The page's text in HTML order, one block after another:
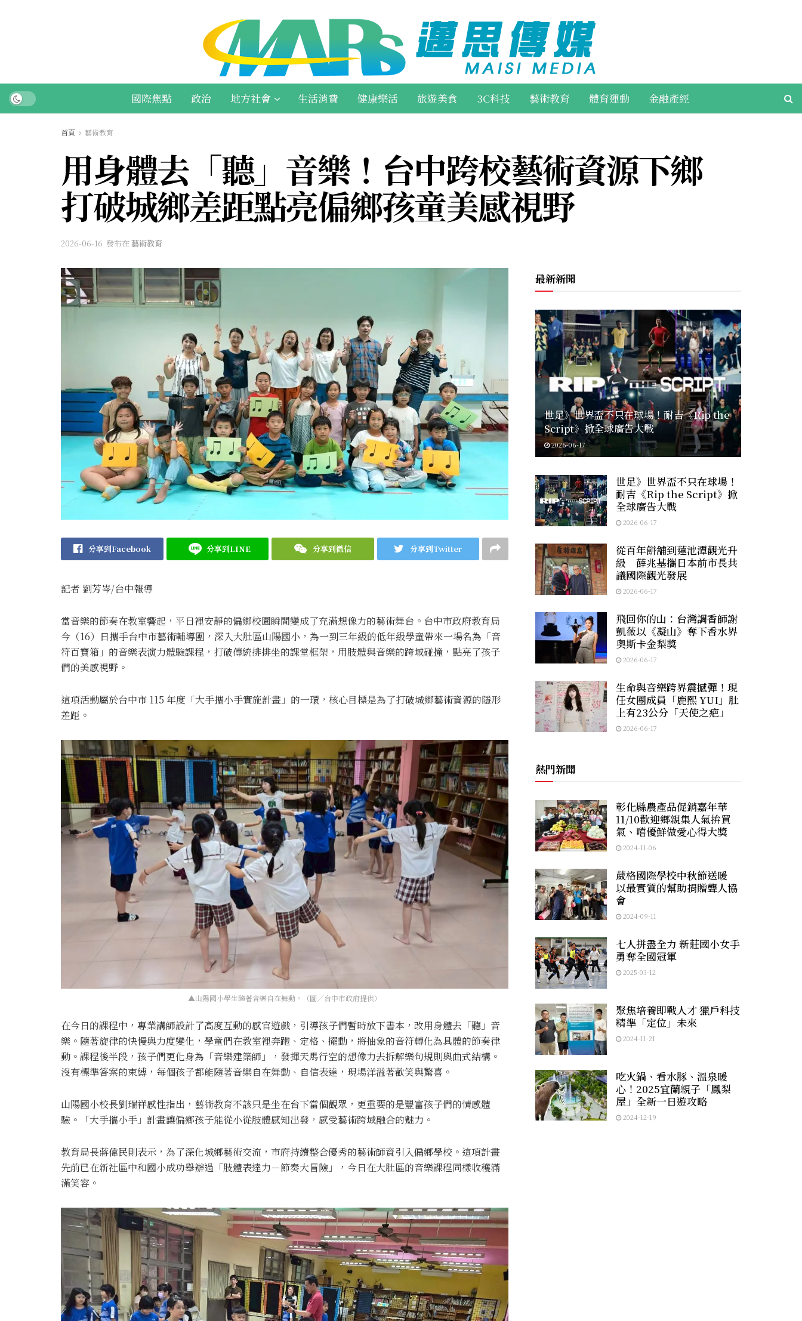
國際焦點 政治 地方社會 生活消費 健康樂活 旅遊美食 3C科技 藝術教育 體育運動 金融產經
首頁 藝術教育
用身體去「聽」音樂！台中跨校藝術資源下鄉
打破城鄉差距點亮偏鄉孩童美感視野
2026-06-16 發布在藝術教育
分享到Facebook 分享到LINE 分享到微信 分享到Twitter
記者 劉芳岑/台中報導
當音樂的節奏在教室響起，平日裡安靜的偏鄉校園瞬間變成了充滿想像力的藝術舞台。台中市政府教育局
今（16）日攜手台中市藝術輔導團，深入大肚區山陽國小，為一到三年級的低年級學童帶來一場名為「音
符百寶箱」的音樂表演力體驗課程，打破傳統排排坐的課堂框架，用肢體與音樂的跨域碰撞，點亮了孩子
們的美感視野。
這項活動屬於台中市 115 年度「大手攜小手實施計畫」的一環，核心目標是為了打破城鄉藝術資源的隱形
差距。
▲山陽國小學生隨著音樂自在舞動。（圖／台中市政府提供）
在今日的課程中，專業講師設計了高度互動的感官遊戲，引導孩子們暫時放下書本，改用身體去「聽」音
樂。隨著旋律的快慢與力度變化，學童們在教室裡奔跑、定格、擺動，將抽象的音符轉化為具體的節奏律
動。課程後半段，孩子們更化身為「音樂建築師」，發揮天馬行空的想像力去拆解樂句規則與曲式結構。
沒有標準答案的束縛，每個孩子都能隨著音樂自在舞動、自信表達，現場洋溢著歡笑與驚喜。
山陽國小校長劉瑞祥感性指出，藝術教育不該只是坐在台下當個觀眾，更重要的是豐富孩子們的情感體
驗。「大手攜小手」計畫讓偏鄉孩子能從小從肢體感知出發，感受藝術跨域融合的魅力。
教育局長蔣偉民則表示，為了深化城鄉藝術交流，市府持續整合優秀的藝術師資引入偏鄉學校。這項計畫
先前已在新社區中和國小成功舉辦過「肢體表達力－節奏大冒險」，今日在大肚區的音樂課程同樣收穫滿
滿笑容。
最新新聞
世足》世界盃不只在球場！耐吉《Rip the
Script》掀全球廣告大戰
2026-06-17
世足》世界盃不只在球場！
耐吉《Rip the Script》掀
全球廣告大戰
2026-06-17
從百年餅舖到蓮池潭觀光升
級 薛兆基攜日本前市長共
議國際觀光發展
2026-06-17
飛回你的山：台灣調香師謝
凱薇以《凝山》奪下香水界
奧斯卡金梨獎
2026-06-17
生命與音樂跨界震撼彈！現
任女團成員「鹿熙 YUI」肚
上有23公分「天使之疤」
2026-06-17
熱門新聞
彰化縣農產品促銷嘉年華
11/10歡迎鄉親集人氣拚買
氣、嚐優鮮做愛心得大獎
2024-11-06
葳格國際學校中秋節送暖
以最實質的幫助捐贈聾人協
會
2024-09-11
七人拼盡全力 新莊國小女手
勇奪全國冠軍
2025-03-12
聚焦培養即戰人才 獵戶科技
精準「定位」未來
2024-11-21
吃火鍋、看水豚、溫泉暖
心！2025宜蘭親子「鳳梨
屋」全新一日遊攻略
2024-12-19